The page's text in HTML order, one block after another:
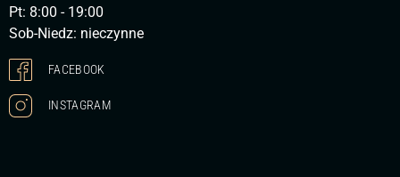
Pt: 8:00 - 19:00
Sob-Niedz: nieczynne
FACEBOOK
INSTAGRAM